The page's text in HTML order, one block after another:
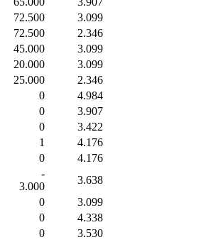
72.500
3.099
72.500
2.346
45.000
3.099
20.000
3.099
25.000
2.346
0
4.984
0
3.907
0
3.422
1
4.176
0
4.176
-
3.000
3.638
0
3.099
0
4.338
0
3.530